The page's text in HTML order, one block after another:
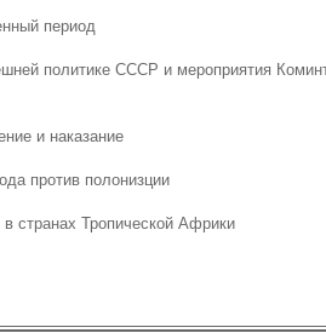
период
политике СССР и мероприятия
и наказание
против полонизции
странах Тропической Африки